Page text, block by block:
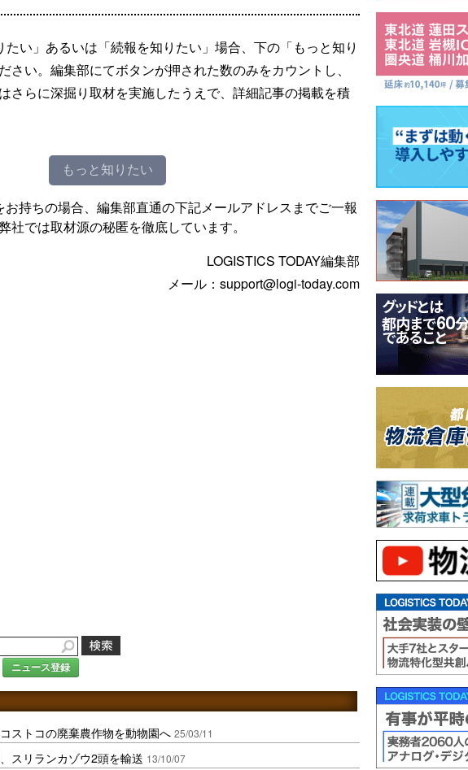
い」あるいは「続報を知りたい」場合、下の「もっと知り
さい。編集部にてボタンが押された数のみをカウントし、
さらに深掘り取材を実施したうえで、詳細記事の掲載を積
もっと知りたい
持ちの場合、編集部直通の下記メールアドレスまでご一報
社では取材源の秘匿を徹底しています。
LOGISTICS TODAY編集部
メール：support@logi-today.com
ニュース登録
ストコの廃棄農作物を動物園へ 25/03/11
スリランカゾウ2頭を輸送 13/10/07